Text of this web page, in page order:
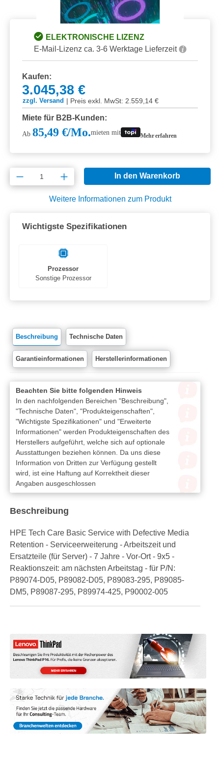
ELEKTRONISCHE LIZENZ
E-Mail-Lizenz ca. 3-6 Werktage Lieferzeit
Kaufen:
3.045,38 €
zzgl. Versand | Preis exkl. MwSt: 2.559,14 €
Miete für B2B-Kunden:
Ab 85,49 €/Mo.mieten mit Mehr erfahren
Produkt Anzahl: Gib den gewünschten
In den Warenkorb
Weitere Informationen zum Produkt
Wichtigste Spezifikationen
Prozessor
Sonstige Prozessor
Beschreibung Technische Daten
Garantieinformationen Herstellerinformationen
Beachten Sie bitte folgenden Hinweis
In den nachfolgenden Bereichen "Beschreibung",
"Technische Daten", "Produkteigenschaften",
"Wichtigste Spezifikationen" und "Erweiterte
Informationen" werden Produkteigenschaften des
Herstellers aufgeführt, welche sich auf optionale
Ausstattungen beziehen können. Da uns diese
Information von Dritten zur Verfügung gestellt
wird, ist eine Haftung auf Korrektheit dieser
Angaben ausgeschlossen
Beschreibung
HPE Tech Care Basic Service with Defective Media
Retention - Serviceerweiterung - Arbeitszeit und
Ersatzteile (für Server) - 7 Jahre - Vor-Ort - 9x5 -
Reaktionszeit: am nächsten Arbeitstag - für P/N:
P89074-D05, P89082-D05, P89083-295, P89085-
DM5, P89087-295, P89974-425, P90002-005